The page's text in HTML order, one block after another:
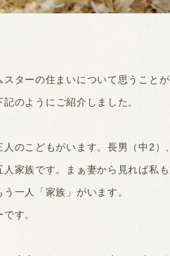
ターの住まいについて思うこと
記のようにご紹介しました。
人のこどもがいます。長男（中2
家族です。まぁ妻から見れば私
一人「家族」がいます。
す。